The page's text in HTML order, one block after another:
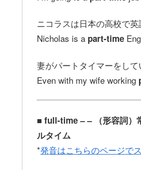
ニコラスは日本の高校で英
Nicholas is a part-time
妻がパートタイマーをして
Even with my wife working
■ full-time – – （形容詞）
ルタイム
*発音はこちらのページで